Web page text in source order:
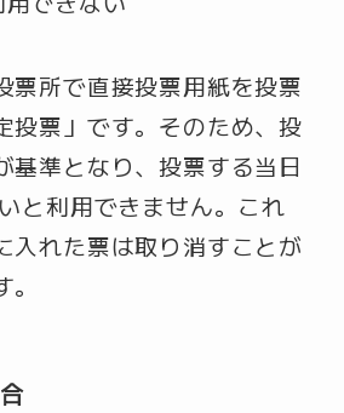
票所で直接投票用紙を投票
投票」です。そのため、投
基準となり、投票する当日
と利用できません。これ
入れた票は取り消すことが